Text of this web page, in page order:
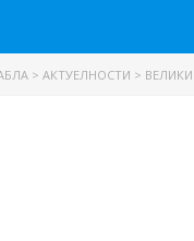
> АКТУЕЛНОСТИ >